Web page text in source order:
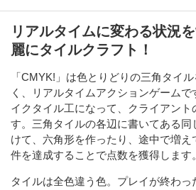
リアルタイムに変わる状況
麗にタイルクラフト！
「CMYK!」は色とりどりの三角タイ
く、リアルタイムアクションゲーム
イクタイル工になって、クライアント
す。三角タイルの各辺に書いてある同
けて、六角形を作ったり、途中で増え
件を達成することで点数を獲得します。
タイルは全色違う色。プレイが終わ